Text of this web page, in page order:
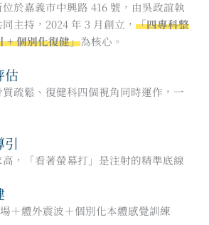
於嘉義市中興路 416 號，由吳政誼執
主持，2024 年 3 月創立， 「四專科整
+ 個別化復健」為核心。
估
疏鬆、復健科四個視角同時運作，一
，「看著螢幕打」是注射的精準底線
＋體外震波＋個別化本體感覺訓練